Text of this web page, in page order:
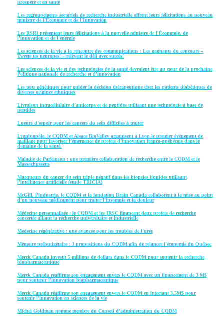
prospère et en santé
Les regroupements sectoriels de recherche industrielle offrent leurs félicitations au nouveau
ministre de l’Économie et de l’Innovation
Les RSRI présentent leurs félicitations à la nouvelle ministre de l'Économie, de
l'innovation et de l'énergie
Les sciences de la vie à la rencontre des communications : Les gagnants du concours «
Tweete tes neurones! » relèvent le défi avec succès!
Les sciences de la vie et des technologies de la santé devraient être au cœur de la prochaine
Politique nationale de recherche et d’innovation
Les tests génétiques pour guider la décision thérapeutique chez les patients diabétiques de
diverses origines ethniques
Livraison intracellulaire d’anticorps et de peptides utilisant une technologie à base de
peptides
Lueurs d’espoir pour les cancers du sein difficiles à traiter
Lyonbiopôle, le CQDM et Alsace BioValley organisent à Lyon le premier événement de
maillage pour favoriser l’émergence de projets d’innovation franco-québécois dans le
domaine de la santé.
Maladie de Parkinson : une première collaboration de recherche entre le CQDM et le
Massachussetts
Marqueurs du cancer du sein triple négatif dans les biopsies liquides utilisant
l’intelligence artificielle (étude TRICIA)
McGill, l’industrie, le CQDM et la fondation Brain Canada collaborent à la mise au point
d’un nouveau médicament pour traiter l’insomnie et la douleur
Médecine personnalisée : le CQDM et les IRSC financent deux projets de recherche
concertée alliant la recherche universitaire et industrielle
Médecine régénérative : une avancée pour les troubles de l’urée
Mémoire prébudgétaire : 3 propositions du CQDM afin de relancer l’économie du Québec
Merck Canada investit 5 millions de dollars dans le CQDM pour soutenir la recherche
biopharmaceutique
Merck Canada réaffirme son engagement envers le CQDM avec un financement de 3 M$
pour soutenir l’innovation biopharmaceutique
Merck Canada réaffirme son engagement envers le CQDM en injectant 3,5M$ pour
soutenir l’innovation en sciences de la vie
Michel Goldman nommé membre du Conseil d’administration du CQDM